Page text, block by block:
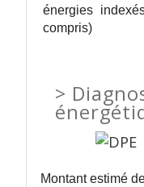
énergies
compris)
>
Montant estimé